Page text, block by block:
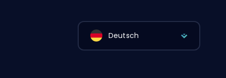
Deutsch